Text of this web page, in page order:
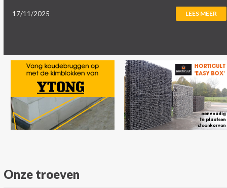
17/11/2025 LEES MEER
Onze troeven